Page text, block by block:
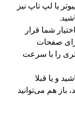
یا لپ تاپ نیز
شما قرار
صفحات
را با سرعت
و یا قبلا
باز هم می‌توانید